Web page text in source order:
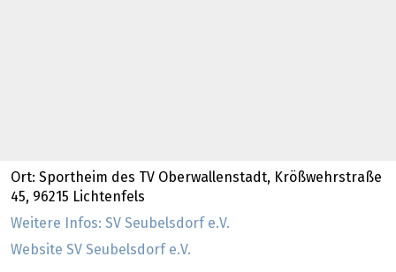
Ort: Sportheim des TV Oberwallenstadt, Krößwehrstraße
45, 96215 Lichtenfels
Weitere Infos: SV Seubelsdorf e.V.
Website SV Seubelsdorf e.V.